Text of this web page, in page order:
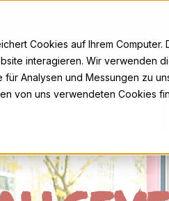
Cookies auf Ihrem
interagieren. Wir verwenden
für Analysen und Messungen zu
von uns verwendeten Cookies